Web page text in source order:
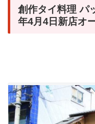
創作タイ料理 パ
年4月4日新店オ